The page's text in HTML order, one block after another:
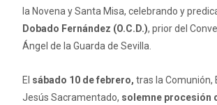
la Novena y Santa Misa, celebrando y
Dobado Fernández (O.C.D.), prior del
Ángel de la Guarda de Sevilla.
El sábado 10 de febrero, tras la Comunión,
Jesús Sacramentado, solemne procesión